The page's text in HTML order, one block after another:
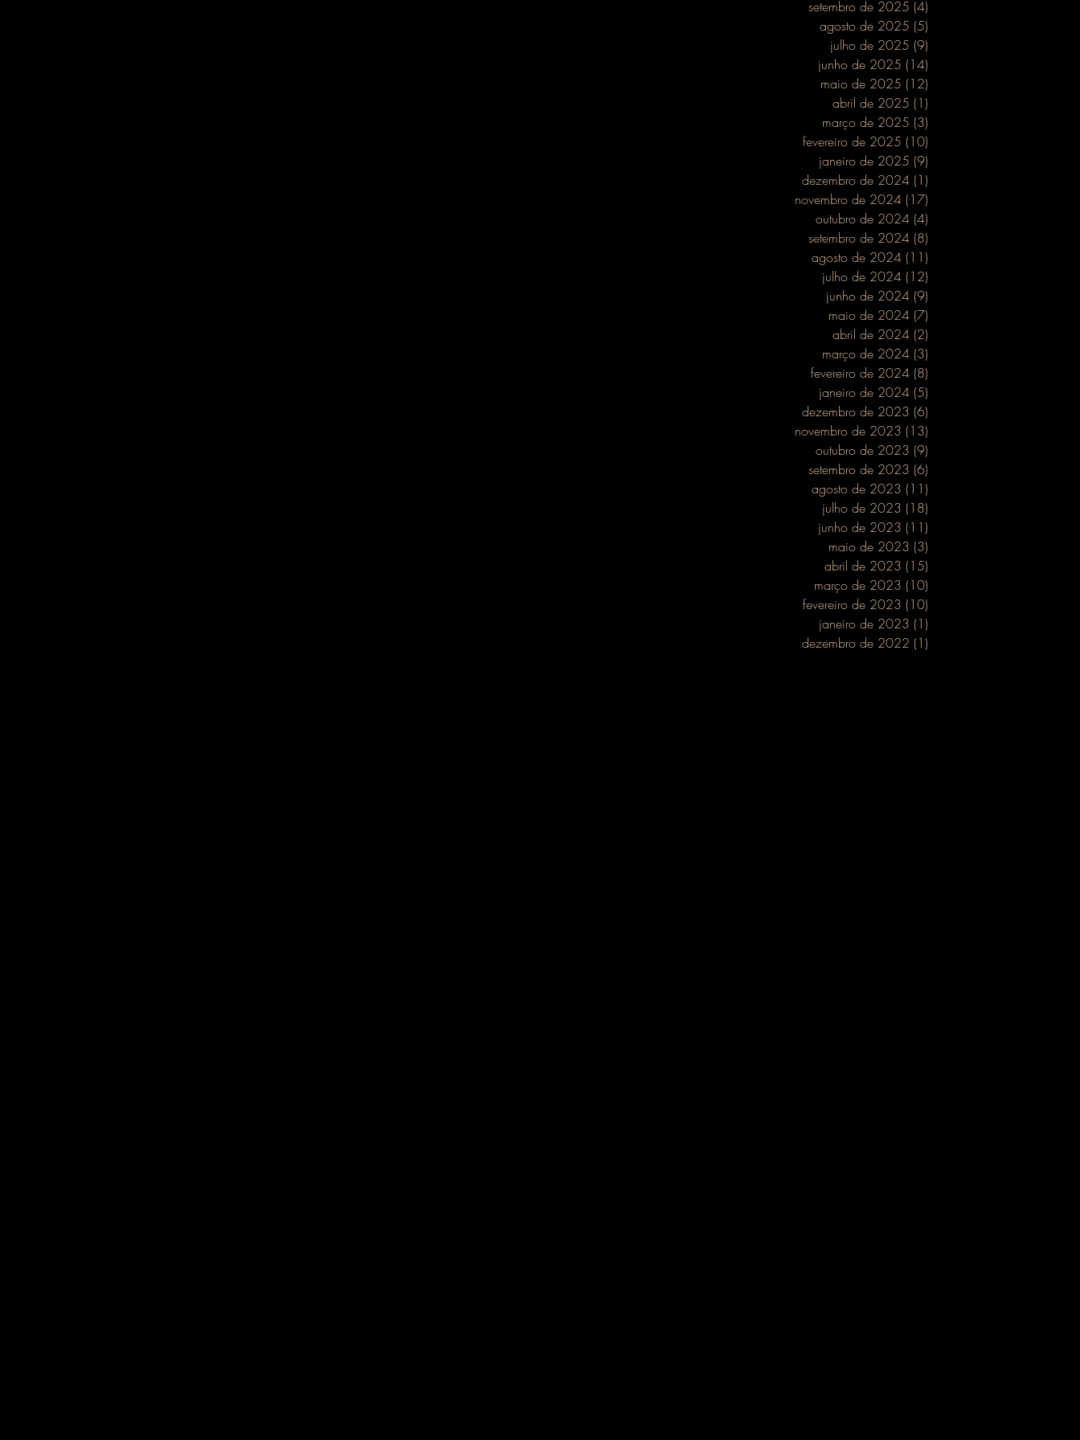
setembro de 2025 (4)
agosto de 2025 (5)
julho de 2025 (9)
junho de 2025 (14)
maio de 2025 (12)
abril de 2025 (1)
março de 2025 (3)
fevereiro de 2025 (10)
janeiro de 2025 (9)
dezembro de 2024 (1)
novembro de 2024 (17)
outubro de 2024 (4)
setembro de 2024 (8)
agosto de 2024 (11)
julho de 2024 (12)
junho de 2024 (9)
maio de 2024 (7)
abril de 2024 (2)
março de 2024 (3)
fevereiro de 2024 (8)
janeiro de 2024 (5)
dezembro de 2023 (6)
novembro de 2023 (13)
outubro de 2023 (9)
setembro de 2023 (6)
agosto de 2023 (11)
julho de 2023 (18)
junho de 2023 (11)
maio de 2023 (3)
abril de 2023 (15)
março de 2023 (10)
fevereiro de 2023 (10)
janeiro de 2023 (1)
dezembro de 2022 (1)